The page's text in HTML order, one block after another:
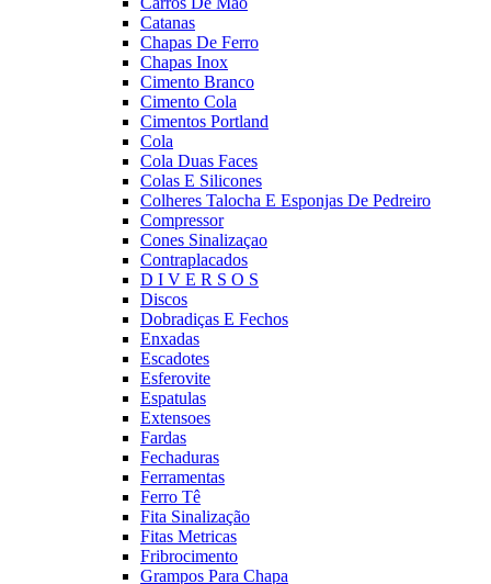
Catanas
Chapas De Ferro
Chapas Inox
Cimento Branco
Cimento Cola
Cimentos Portland
Cola
Cola Duas Faces
Colas E Silicones
Colheres Talocha E Esponjas De Pedreiro
Compressor
Cones Sinalizaçao
Contraplacados
D I V E R S O S
Discos
Dobradiças E Fechos
Enxadas
Escadotes
Esferovite
Espatulas
Extensoes
Fardas
Fechaduras
Ferramentas
Ferro Tê
Fita Sinalização
Fitas Metricas
Fribrocimento
Grampos Para Chapa